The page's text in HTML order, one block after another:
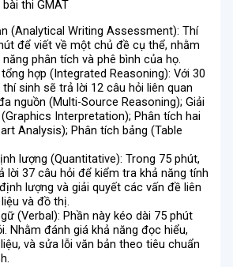
thi GMAT
(Analytical Writing Assessment): Thí
để viết về một chủ đề cụ thể, nhằm
phân tích và phê bình của họ.
tổng hợp (Integrated Reasoning): Với 30
sinh sẽ trả lời 12 câu hỏi liên quan
nguồn (Multi-Source Reasoning); Giải
Interpretation); Phân tích hai
Analysis); Phân tích bảng (Table
lượng (Quantitative): Trong 75 phút,
lời 37 câu hỏi để kiểm tra khả năng tính
lượng và giải quyết các vấn đề liên
và đồ thị.
(Verbal): Phần này kéo dài 75 phút
Nhằm đánh giá khả năng đọc hiểu,
và sửa lỗi văn bản theo tiêu chuẩn